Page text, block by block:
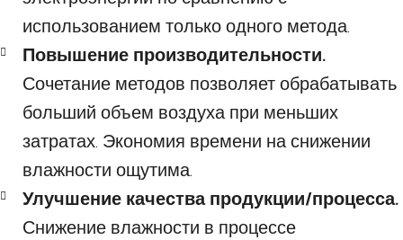
использованием только одного метода.
Повышение производительности.
Сочетание методов позволяет обрабатывать
больший объем воздуха при меньших
затратах. Экономия времени на снижении
влажности ощутима.
Улучшение качества продукции/процесса.
Снижение влажности в процессе